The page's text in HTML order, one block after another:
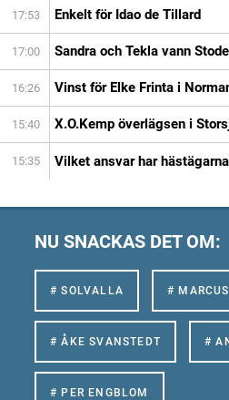
17:53 Enkelt för Idao de Tillard
17:00 Sandra och Tekla vann
16:26 Vinst för Elke Frinta i
15:40 X.O.Kemp överlägsen i
15:35 Vilket ansvar har
NU SNACKAS DET OM:
# SOLVALLA #
# ÅKE SVANSTEDT #
# PER ENGBLOM